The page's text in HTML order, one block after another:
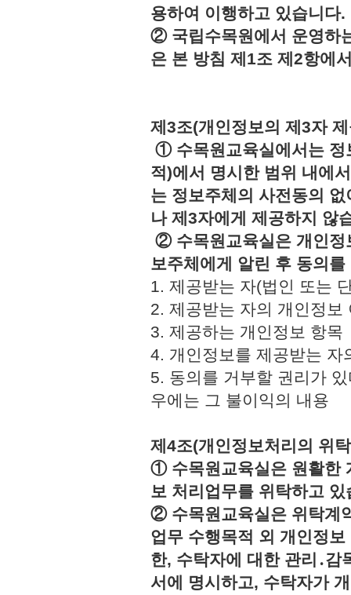
용하여 이행하고 있습니다.
② 국립수목원에서 운영하
은 본 방침 제1조 제2항에
제3조(개인정보의 제3자
① 수목원교육실에서는 정
적)에서 명시한 범위 내에
는 정보주체의 사전동의
나 제3자에게 제공하지 않
② 수목원교육실은 개인정
보주체에게 알린 후 동의
1. 제공받는 자(법인 또
2. 제공받는 자의 개인정
3. 제공하는 개인정보
4. 개인정보를 제공받는
5. 동의를 거부할 권리가
우에는 그 불이익의 내용
제4조(개인정보처리의 위
① 수목원교육실은 원활한
보 처리업무를 위탁하고
② 수목원교육실은 위탁계
업무 수행목적 외 개인정
한, 수탁자에 대한 관리․감
서에 명시하고, 수탁자가